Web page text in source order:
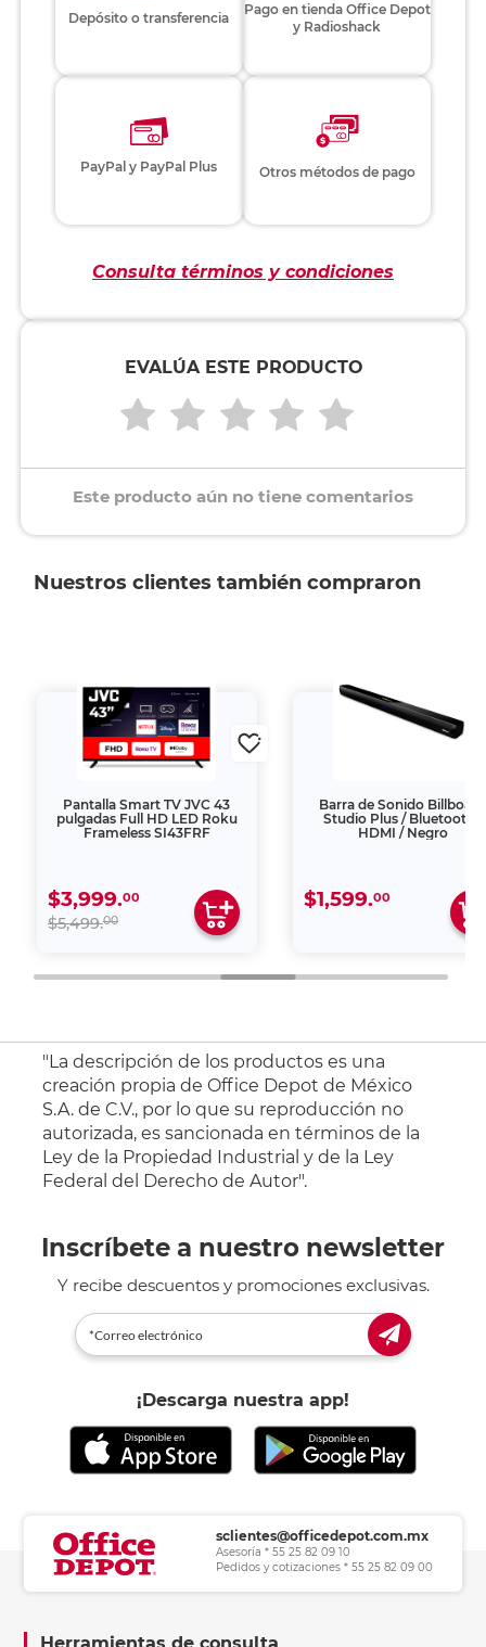
Depósito o transferencia
Pago en tienda Office Depot
y Radioshack
PayPal y PayPal Plus Otros métodos de pago
Consulta términos y condiciones
EVALÚA ESTE PRODUCTO
Este producto aún no tiene comentarios
Nuestros clientes también compraron
Pantalla Smart TV JVC 43
pulgadas Full HD LED Roku
Frameless SI43FRF
$3,999.00
$5,499.00
Barra de Sonido Billboard
Studio Plus / Bluetooth /
HDMI / Negro
$1,599.00
"La descripción de los productos es una
creación propia de Office Depot de México
S.A. de C.V., por lo que su reproducción no
autorizada, es sancionada en términos de la
Ley de la Propiedad Industrial y de la Ley
Federal del Derecho de Autor".
Inscríbete a nuestro newsletter
Y recibe descuentos y promociones exclusivas.
¡Descarga nuestra app!
sclientes@officedepot.com.mx
Asesoría * 55 25 82 09 10
Pedidos y cotizaciones * 55 25 82 09 00